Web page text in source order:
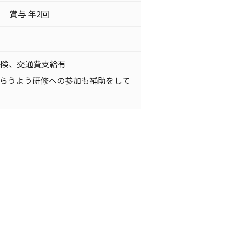
賞与 年2回
、交通費支給有
うよう研修への参加も補助をして